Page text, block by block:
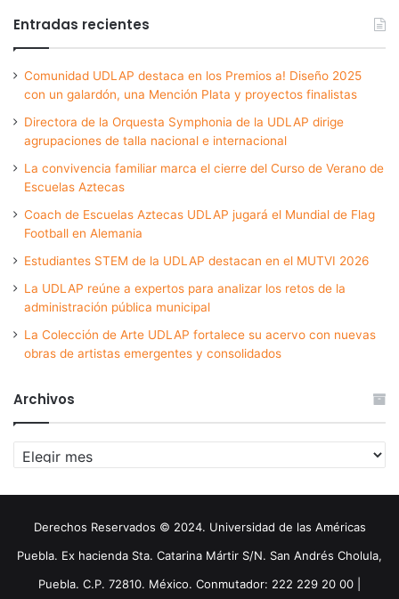
Entradas recientes
Comunidad UDLAP destaca en los Premios a! Diseño 2025
con un galardón, una Mención Plata y proyectos finalistas
Directora de la Orquesta Symphonia de la UDLAP dirige
agrupaciones de talla nacional e internacional
La convivencia familiar marca el cierre del Curso de Verano de
Escuelas Aztecas
Coach de Escuelas Aztecas UDLAP jugará el Mundial de Flag
Football en Alemania
Estudiantes STEM de la UDLAP destacan en el MUTVI 2026
La UDLAP reúne a expertos para analizar los retos de la
administración pública municipal
La Colección de Arte UDLAP fortalece su acervo con nuevas
obras de artistas emergentes y consolidados
Archivos
Archivos
Derechos Reservados © 2024. Universidad de las Américas
Puebla. Ex hacienda Sta. Catarina Mártir S/N. San Andrés Cholula,
Puebla. C.P. 72810. México. Conmutador: 222 229 20 00 |